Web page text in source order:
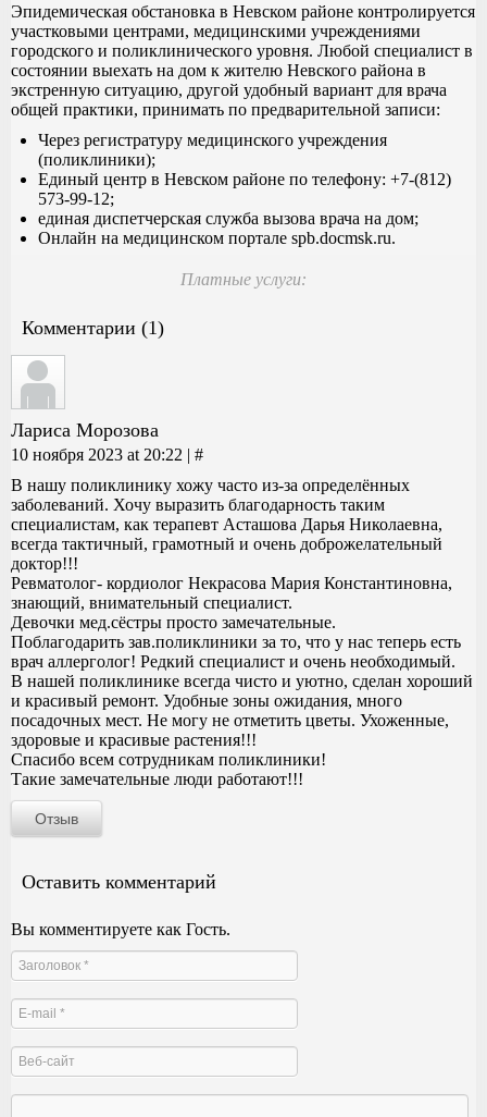
Эпидемическая обстановка в Невском районе контролируется
участковыми центрами, медицинскими учреждениями
городского и поликлинического уровня. Любой специалист в
состоянии выехать на дом к жителю Невского района в
экстренную ситуацию, другой удобный вариант для врача
общей практики, принимать по предварительной записи:
Через регистратуру медицинского учреждения
(поликлиники);
Единый центр в Невском районе по телефону: +7-(812)
573-99-12;
единая диспетчерская служба вызова врача на дом;
Онлайн на медицинском портале spb.docmsk.ru.
Платные услуги:
Комментарии (1)
Лариса Морозова
10 ноября 2023 at 20:22 | #
В нашу поликлинику хожу часто из-за определённых
заболеваний. Хочу выразить благодарность таким
специалистам, как терапевт Асташова Дарья Николаевна,
всегда тактичный, грамотный и очень доброжелательный
доктор!!!
Ревматолог- кордиолог Некрасова Мария Константиновна,
знающий, внимательный специалист.
Девочки мед.сёстры просто замечательные.
Поблагодарить зав.поликлиники за то, что у нас теперь есть
врач аллерголог! Редкий специалист и очень необходимый.
В нашей поликлинике всегда чисто и уютно, сделан хороший
и красивый ремонт. Удобные зоны ожидания, много
посадочных мест. Не могу не отметить цветы. Ухоженные,
здоровые и красивые растения!!!
Спасибо всем сотрудникам поликлиники!
Такие замечательные люди работают!!!
Отзыв
Оставить комментарий
Вы комментируете как Гость.